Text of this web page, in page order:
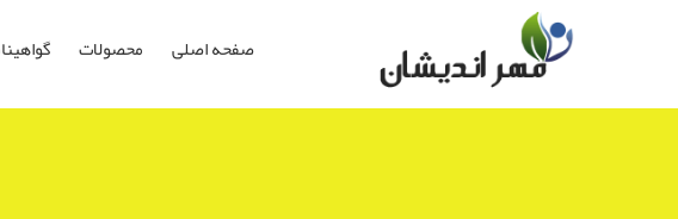
صفحه اصلی محصولات